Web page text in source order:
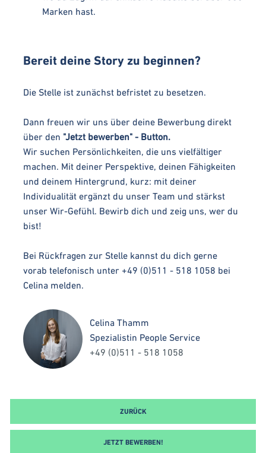
Marken hast.
Bereit deine Story zu beginnen?
Die Stelle ist zunächst befristet zu besetzen.
Dann freuen wir uns über deine Bewerbung direkt
über den "Jetzt bewerben" - Button.
Wir suchen Persönlichkeiten, die uns vielfältiger
machen. Mit deiner Perspektive, deinen Fähigkeiten
und deinem Hintergrund, kurz: mit deiner
Individualität ergänzt du unser Team und stärkst
unser Wir-Gefühl. Bewirb dich und zeig uns, wer du
bist!
Bei Rückfragen zur Stelle kannst du dich gerne
vorab telefonisch unter +49 (0)511 - 518 1058 bei
Celina melden.
Celina Thamm
Spezialistin People Service
+49 (0)511 - 518 1058
ZURÜCK
JETZT BEWERBEN!